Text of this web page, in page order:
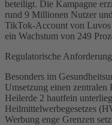
beteiligt. Die Kampagne
rund 9 Millionen Nutzer
TikTok-Account von Luvos
ein Wachstum von 249
Regulatorische
Besonders im
Umsetzung einen
Heilerde 2 hautfein
Heilmittelwerbegesetzes
Werbung enge Grenzen